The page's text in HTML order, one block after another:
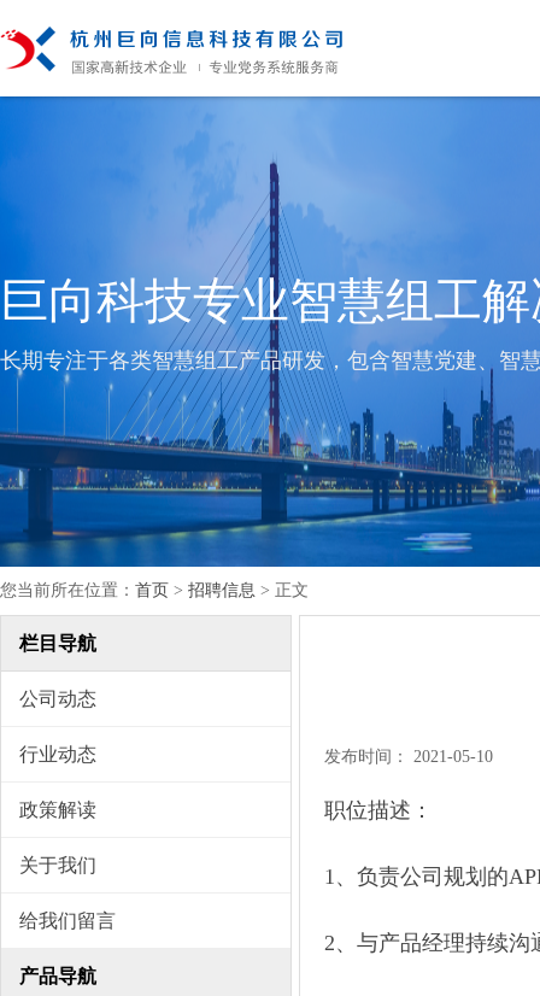
巨向科技专业智慧组工
长期专注于各类智慧组工产品研发，包含智慧党建、智
您当前所在位置： 首页 > 招聘信息 > 正文
栏目导航
公司动态
行业动态
政策解读
关于我们
给我们留言
产品导航
发布时间： 2021-05-10
职位描述：
1、负责公司规划的
2、与产品经理持续